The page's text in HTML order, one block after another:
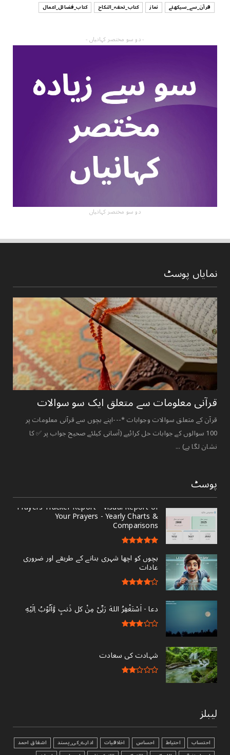
قرآن_سے_سیکھئے
نماز کتاب_تحفہ_النکاح کتاب_فضائل_اعمال
- دو سو مختصر کہانیاں -
دو سو مختصر کہانیاں
نمایاں پوسٹ
قرآنی ‏معلومات ‏سے ‏متعلق ‏ایک ‏سو ‏سوالات ‏
قرآن کے متعلق سوالات وجوابات *---اپنے بچوں سے قرآنی معلومات پر
100 سوالوں کے جوابات حل کرائیے (آسانی کیلئے صحیح جواب پر ✅ کا
نشان لگا ہے) ...
پوسٹ
Prayers Tracker Report - Visual Report of
Your Prayers - Yearly Charts &
Comparisons
بچوں کو اچھا شہری بنانے کے طریقے اور ضروری
عادات
دعا - ‎اَسْتَغْفِرُ اللهَ رَبِّىْ مِنْ کل ذَنبٍ وَّاَتُوْبُ اِلَيْهِ
شہادت کی سعادت
لیبلز
احتساب احتیاط احساس اخلاقیات ادارے_کی_پسند
اشفاق احمد